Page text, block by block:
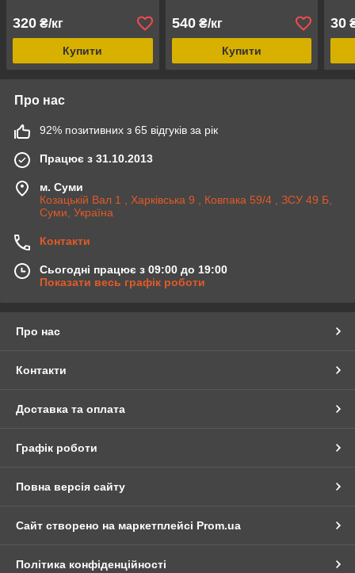
320 ₴/кг
Купити
540₴/кг
Купити
30
Про нас
92% позитивних з 65 відгуків за рік
Працює з 31.10.2013
м. Суми
Козацькій Вал 1 , Харківська 9 , Ковпака 59/4 , ЗСУ 49 Б,
Суми, Україна
Контакти
Сьогодні працює з 09:00 до 19:00
Показати весь графік роботи
Про нас
Контакти
Доставка та оплата
Графік роботи
Повна версія сайту
Сайт створено на маркетплейсі Prom.ua
Політика конфіденційності